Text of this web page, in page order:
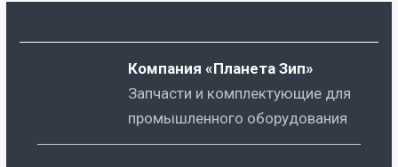
Компания «Планета Зип»
Запчасти и комплектующие для
промышленного оборудования